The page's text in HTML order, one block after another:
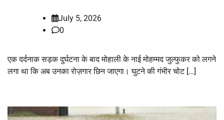
July 5, 2026
0
एक दर्दनाक सड़क दुर्घटना के बाद मोहाली के नाई मोहम्मद जुल्फुकर को लगने
लगा था कि अब उनका रोज़गार छिन जाएगा। घुटने की गंभीर चोट […]